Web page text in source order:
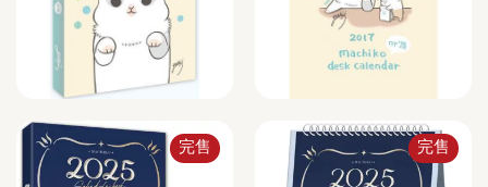
完售 完售